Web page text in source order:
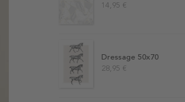
14,95 €
Dressage 50x70
28,95 €